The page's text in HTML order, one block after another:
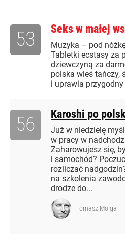
Seks w małej
Muzyka – pod
Tabletki ecstasy za
dziewczyną za
polska wieś tańczy,
i uprawia przygodny
53
Karoshi po
Już w niedzielę
w pracy w
Zaharowujesz się,
i samochód?
rozliczać
na szkolenia
drodze do...
56
Tomasz Molga